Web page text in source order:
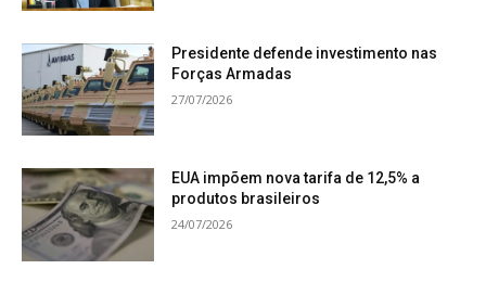
Presidente defende investimento nas
Forças Armadas
27/07/2026
EUA impõem nova tarifa de 12,5% a
produtos brasileiros
24/07/2026